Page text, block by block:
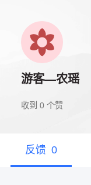
游客—农瑶
收到 0个赞
反馈 0